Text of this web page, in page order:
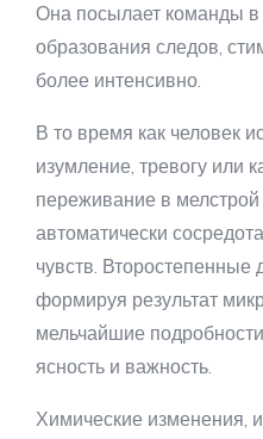
Она посылает команды в
образования следов,
более интенсивно.
В то время как человек
изумление, тревогу или
переживание в мелстрой
автоматически
чувств. Второстепенные
формируя результат
мельчайшие
ясность и важность.
Химические изменения,